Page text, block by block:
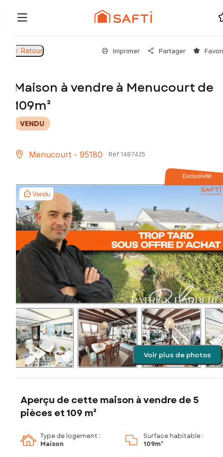
Retour Imprimer Partager
Maison à vendre à Menucourt de
109m²
VENDU
Menucourt - 95180 Réf 1487425
Exclusivité
Vendu
Voir plus de photos
Aperçu de cette maison à vendre de 5
pièces et 109 m²
Type de logement :
Maison
Surface habitable :
109m²